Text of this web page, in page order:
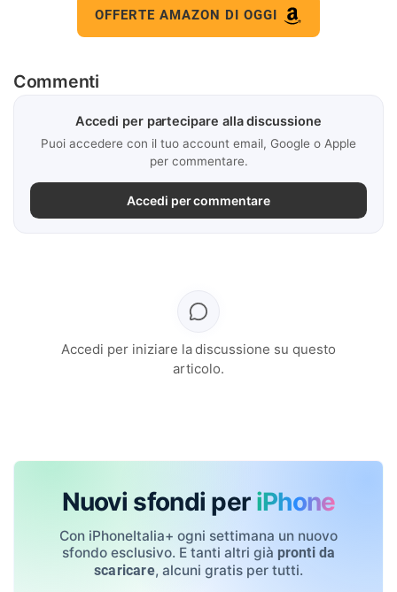
OFFERTE AMAZON DI OGGI
Commenti
Accedi per partecipare alla discussione
Puoi accedere con il tuo account email, Google o Apple
per commentare.
Accedi per commentare
Accedi per iniziare la discussione su questo
articolo.
Nuovi sfondi per iPhone
Con iPhoneItalia+ ogni settimana un nuovo
sfondo esclusivo. E tanti altri già pronti da
scaricare, alcuni gratis per tutti.